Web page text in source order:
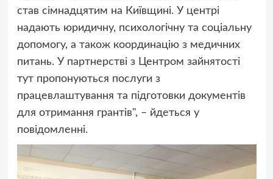
став сімнадцятим на Київщині. У центрі
надають юридичну, психологічну та соціальну
допомогу, а також координацію з медичних
питань. У партнерстві з Центром зайнятості
тут пропонуються послуги з
працевлаштування та підготовки документів
для отримання грантів", – йдеться у
повідомленні.